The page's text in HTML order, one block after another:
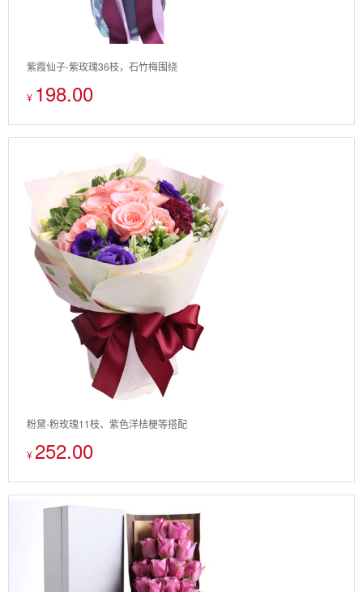
紫霞仙子-紫玫瑰36枝，石竹梅围绕
¥ 198.00
粉黛-粉玫瑰11枝、紫色洋桔梗等搭配
¥252.00